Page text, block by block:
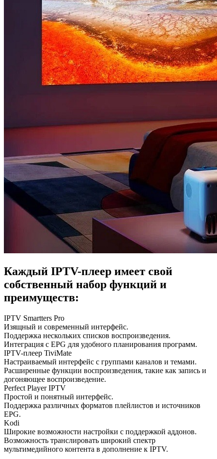
Каждый IPTV-плеер имеет свой
собственный набор функций и
преимуществ:
IPTV Smartters Pro
Изящный и современный интерфейс.
Поддержка нескольких списков воспроизведения.
Интеграция с EPG для удобного планирования программ.
IPTV-плеер TiviMate
Настраиваемый интерфейс с группами каналов и темами.
Расширенные функции воспроизведения, такие как запись и
догоняющее воспроизведение.
Perfect Player IPTV
Простой и понятный интерфейс.
Поддержка различных форматов плейлистов и источников
EPG.
Kodi
Широкие возможности настройки с поддержкой аддонов.
Возможность транслировать широкий спектр
мультимедийного контента в дополнение к IPTV.